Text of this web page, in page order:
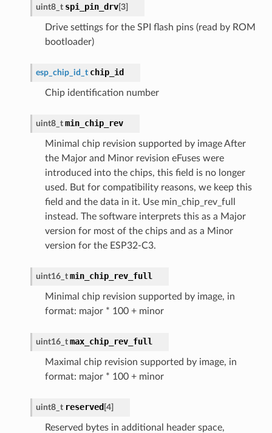
uint8_t spi_pin_drv[3]
Drive settings for the SPI flash pins (read by ROM
bootloader)
esp_chip_id_t chip_id
Chip identification number
uint8_t min_chip_rev
Minimal chip revision supported by image After
the Major and Minor revision eFuses were
introduced into the chips, this field is no longer
used. But for compatibility reasons, we keep this
field and the data in it. Use min_chip_rev_full
instead. The software interprets this as a Major
version for most of the chips and as a Minor
version for the ESP32-C3.
uint16_t min_chip_rev_full
Minimal chip revision supported by image, in
format: major * 100 + minor
uint16_t max_chip_rev_full
Maximal chip revision supported by image, in
format: major * 100 + minor
uint8_t reserved [4]
Reserved bytes in additional header space,